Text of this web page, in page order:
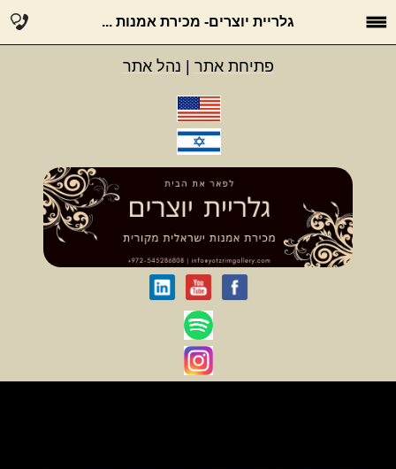
גלריית יוצרים- מכירת אמנות ...
פתיחת אתר נהל אתר